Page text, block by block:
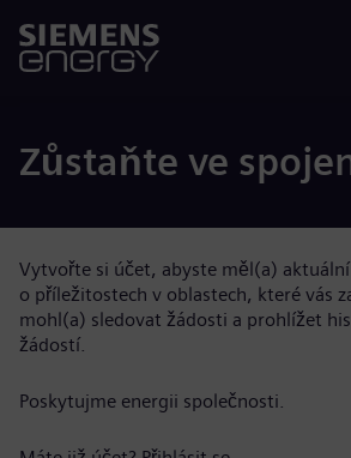
Zůstaňte ve
Vytvořte si účet, abyste měl(a)
o příležitostech v oblastech, které vás
mohl(a) sledovat žádosti a prohlížet
žádostí.
Poskytujme energii společnosti.